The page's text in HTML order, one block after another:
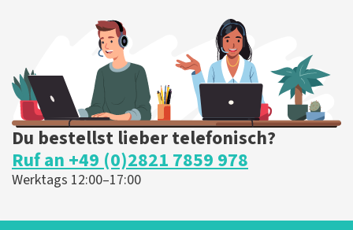
Ticketpreis hatten, als wir bezahlt hatten.
Die Rezension wurde übersetzt Original anzeigen
Du bestellst lieber telefonisch?
Ruf an +49 (0)2821 7859 978
Werktags 12:00–17:00